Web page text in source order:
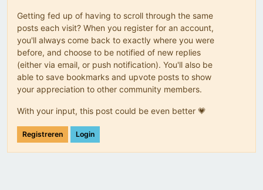
Getting fed up of having to scroll through the same
posts each visit? When you register for an account,
you'll always come back to exactly where you were
before, and choose to be notified of new replies
(either via email, or push notification). You'll also be
able to save bookmarks and upvote posts to show
your appreciation to other community members.
With your input, this post could be even better 💗
Registreren Login